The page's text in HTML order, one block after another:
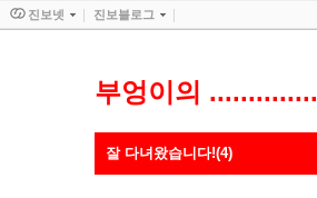
부엉이의 ..............
잘 다녀왔습니다!(4)
진보넷 진보블로그